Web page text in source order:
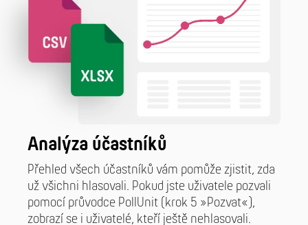
Analýza účastníků
Přehled všech účastníků vám pomůže zjistit, zda
už všichni hlasovali. Pokud jste uživatele pozvali
pomocí průvodce PollUnit (krok 5 »Pozvat«),
zobrazí se i uživatelé, kteří ještě nehlasovali.